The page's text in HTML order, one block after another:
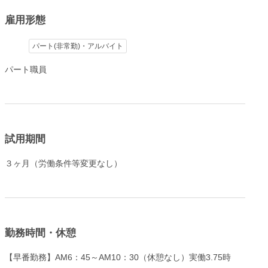
雇用形態
パート(非常勤)・アルバイト
パート職員
試用期間
３ヶ月（労働条件等変更なし）
勤務時間・休憩
【早番勤務】AM6：45～AM10：30（休憩なし）実働3.75時